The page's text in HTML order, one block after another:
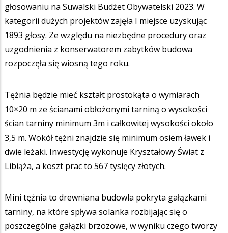
głosowaniu na Suwalski Budżet Obywatelski 2023. W
kategorii dużych projektów zajęła I miejsce uzyskując
1893 głosy. Ze względu na niezbędne procedury oraz
uzgodnienia z konserwatorem zabytków budowa
rozpoczęła się wiosną tego roku.
Tężnia będzie mieć kształt prostokąta o wymiarach
10×20 m ze ścianami obłożonymi tarniną o wysokości
ścian tarniny minimum 3m i całkowitej wysokości około
3,5 m. Wokół tężni znajdzie się minimum osiem ławek i
dwie leżaki. Inwestycję wykonuje Kryształowy Świat z
Libiąża, a koszt prac to 567 tysięcy złotych.
Mini tężnia to drewniana budowla pokryta gałązkami
tarniny, na które spływa solanka rozbijając się o
poszczególne gałązki brzozowe, w wyniku czego tworzy